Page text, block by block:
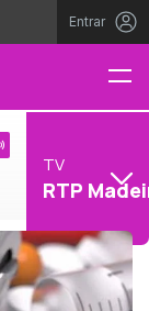
Entrar
TV
RTP